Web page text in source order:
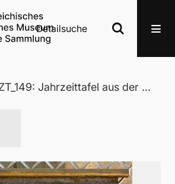
Detailsuche
OJM_SYN_JZT_149: Jahrzeittafel aus der Wertheimer Synagoge in Eisenstadt